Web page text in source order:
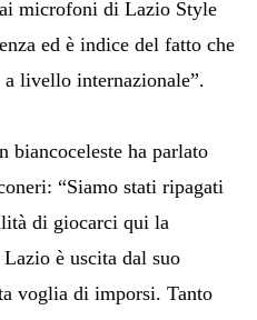
microfoni di Lazio Style
ed è indice del fatto che
a livello internazionale”.
biancoceleste ha parlato
“Siamo stati ripagati
di giocarci qui la
è uscita dal suo
voglia di imporsi. Tanto